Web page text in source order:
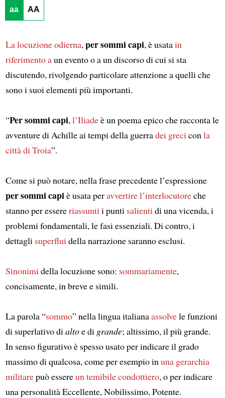
aa AA
La locuzione odierna, per sommi capi, è usatain
riferimento aun evento o a un discorso di cui si sta
discutendo, rivolgendo particolare attenzione a quelli che
sono i suoi elementi più importanti.
“Per sommi capi, l’Iliadeè un poema epico che racconta le
avventure di Achille ai tempi della guerradei greci con la
città di Troia”.
Come si può notare, nella frase precedente l’espressione
per sommi capiè usata peravvertire l’interlocutoreche
stanno per essereriassunti i punti salienti di una vicenda, i
problemi fondamentali, le fasi essenziali. Di contro, i
dettagli superflui della narrazione saranno esclusi.
Sinonimi della locuzione sono: sommariamente,
concisamente, in breve e simili.
La parola “sommo” nella lingua italianaassolvele funzioni
di superlativo di altoe di grande; altissimo, il più grande.
In senso figurativo è spesso usato per indicare il grado
massimo di qualcosa, come per esempio in una gerarchia
militarepuò essereun temibile condottiero, o per indicare
una personalità Eccellente, Nobilissimo, Potente.